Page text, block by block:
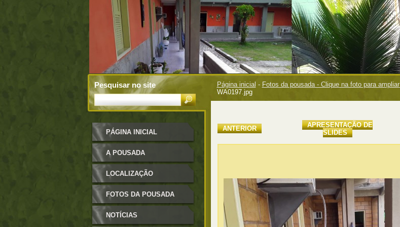
Página inicial - Fotos da pousada - Clique na foto para ampliar
WA0197.jpg
ANTERIOR
APRESENTAÇÃO DE
SLIDES
PÁGINA INICIAL
A POUSADA
LOCALIZAÇÃO
FOTOS DA POUSADA
NOTÍCIAS
Pesquisar no site